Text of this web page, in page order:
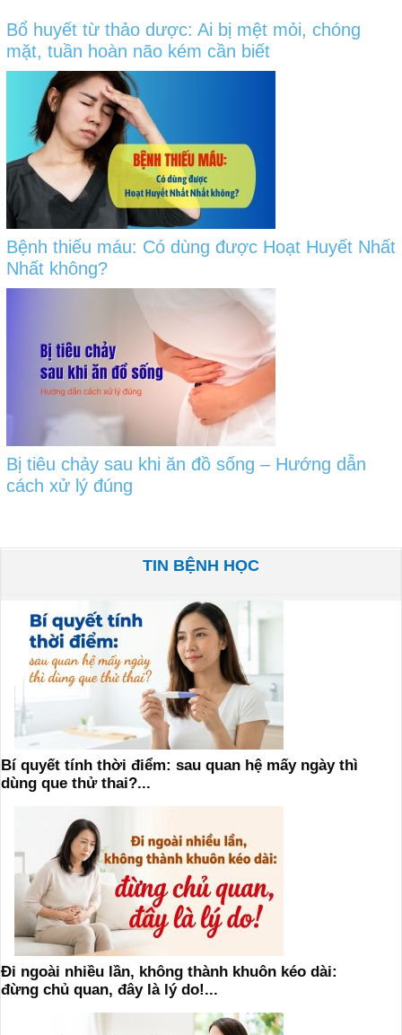
Bổ huyết từ thảo dược: Ai bị mệt mỏi, chóng
mặt, tuần hoàn não kém cần biết
Bệnh thiếu máu: Có dùng được Hoạt Huyết Nhất
Nhất không?
Bị tiêu chảy sau khi ăn đồ sống – Hướng dẫn
cách xử lý đúng
TIN BỆNH HỌC
Bí quyết tính thời điểm: sau quan hệ mấy ngày thì
dùng que thử thai?...
Đi ngoài nhiều lần, không thành khuôn kéo dài:
đừng chủ quan, đây là lý do!...